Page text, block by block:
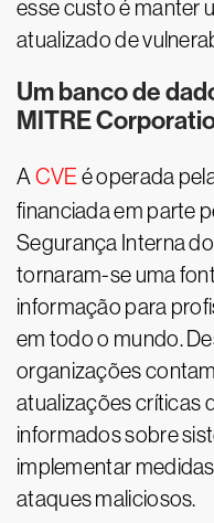
esse custo é manter
atualizado de
Um banco de
MITRE
A CVE é operada
financiada em parte
Segurança Interna
tornaram-se uma
informação para
em todo o mundo.
organizações
atualizações críticas
informados sobre
implementar
ataques maliciosos.